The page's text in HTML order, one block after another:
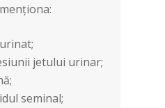
jetului urinar;
seminal;